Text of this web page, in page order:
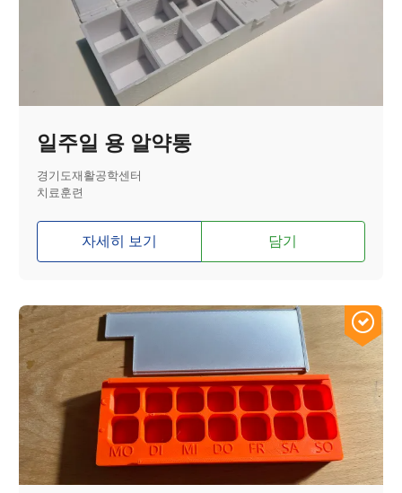
일주일 용 알약통
경기도재활공학센터
치료훈련
자세히 보기 담기